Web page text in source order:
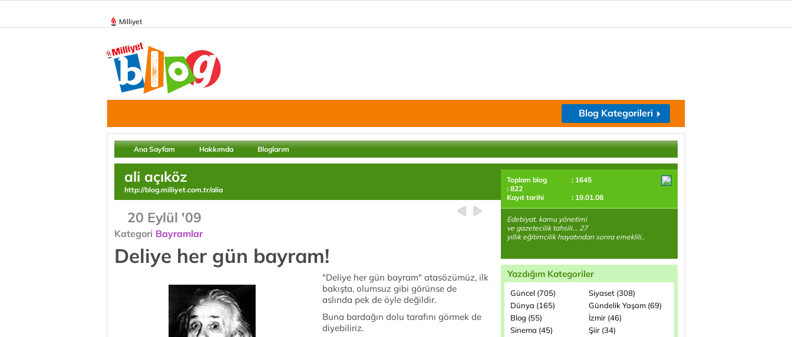
Milliyet
Blog Kategorileri
Ana Sayfam Hakkımda Bloglarım
ali açıköz
http://blog.milliyet.com.tr/alia
20 Eylül '09
Kategori Bayramlar
Deliye her gün bayram!
"Deliye her gün bayram" atasözümüz, ilk
bakışta, olumsuz gibi görünse de
aslında pek de öyle değildir.
Buna bardağın dolu tarafını görmek de
diyebiliriz.
Toplam blog
: 1645
: 822
Kayıt tarihi
: 19.01.08
Edebiyat, kamu yönetimi
ve gazetecilik tahsili... 27
yıllık eğitimcilik hayatından sonra emeklili..
Yazdığım Kategoriler
Güncel (705)
Siyaset (308)
Dünya (165)
Gündelik Yaşam (69)
Blog (55)
İzmir (46)
Sinema (45)
Şiir (34)